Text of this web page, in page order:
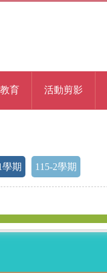
學期 115-2學期
育 活動剪影